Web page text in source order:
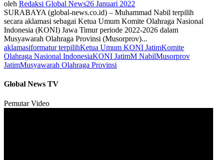
oleh Redaksi Global News26 Januari 2022
SURABAYA (global-news.co.id) – Muhammad Nabil terpilih
secara aklamasi sebagai Ketua Umum Komite Olahraga Nasional
Indonesia (KONI) Jawa Timur periode 2022-2026 dalam
Musyawarah Olahraga Provinsi (Musorprov)...
aklamasiformatur terpilihKetua Umum KONI JatimKomite
Olahraga Nasional IndonesiaKONI JatimM NabilMusorprov
JatimMusyawarah Olahraga Provinsi
Global News TV
Pemutar Video